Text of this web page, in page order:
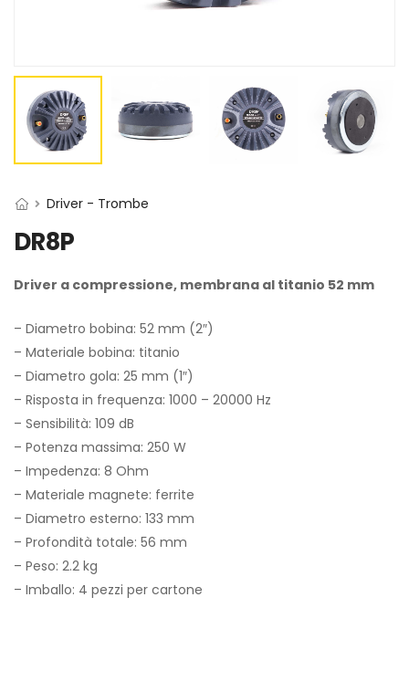
Driver - Trombe
DR8P
Driver a compressione, membrana al titanio 52 mm
– Diametro bobina: 52 mm (2″)
– Materiale bobina: titanio
– Diametro gola: 25 mm (1″)
– Risposta in frequenza: 1000 – 20000 Hz
– Sensibilità: 109 dB
– Potenza massima: 250 W
– Impedenza: 8 Ohm
– Materiale magnete: ferrite
– Diametro esterno: 133 mm
– Profondità totale: 56 mm
– Peso: 2.2 kg
– Imballo: 4 pezzi per cartone